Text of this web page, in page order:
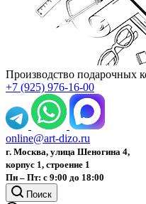
Производство подарочных
+7 (925) 976-16-00
online@art-dizo.ru
г. Москва, улица Шеногина 4,
корпус 1, строение 1
Пн – Пт: с 9:00 до 18:00
Поиск